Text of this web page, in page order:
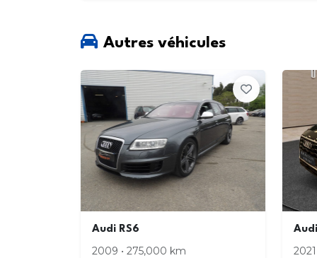
Autres véhicules
Audi RS6
2009 • 275,000 km